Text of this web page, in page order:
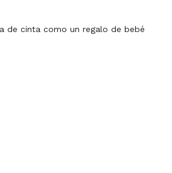
de cinta como un regalo de bebé